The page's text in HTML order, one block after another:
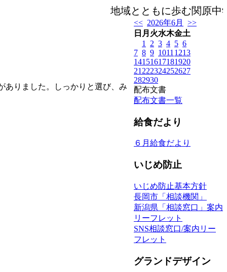
地域とともに歩む関原中学
ありました。しっかりと選び、み
<< 2026年6月
>>
日 月 火水木金土
1
2 3 4 5 6
7 8 9 1011 1213
14151617181920
21 222324252627
282930
配布文書
配布文書一覧
給食だより
６月給食だより
いじめ防止
いじめ防止基本方針
長岡市「相談機関」
新潟県「相談窓口」案内
リーフレット
SNS相談窓口/案内リー
フレット
グランドデザイン